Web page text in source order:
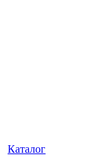
Каталог